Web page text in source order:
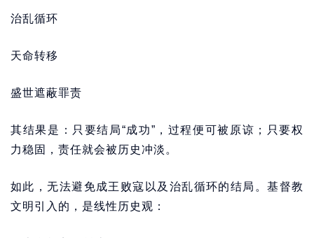
治乱循环
天命转移
盛世遮蔽罪责
其结果是：只要结局“成功”，过程便可被原谅；只要权
力稳固，责任就会被历史冲淡。
如此，无法避免成王败寇以及治乱循环的结局。基督教
文明引入的，是线性历史观：